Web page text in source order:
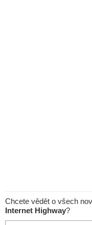
Chcete vědět o všech
Internet Highway?